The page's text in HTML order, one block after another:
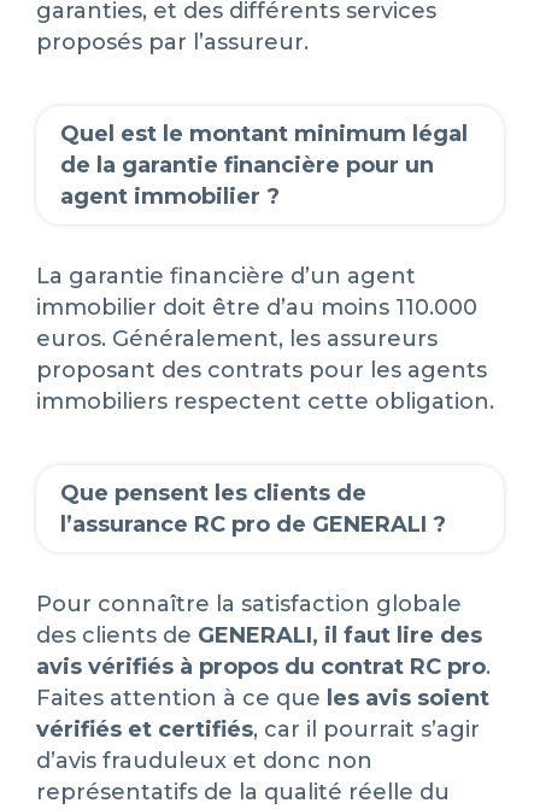
garanties, et des différents services
proposés par l’assureur.
Quel est le montant minimum légal
de la garantie financière pour un
agent immobilier ?
La garantie financière d’un agent
immobilier doit être d’au moins 110.000
euros. Généralement, les assureurs
proposant des contrats pour les agents
immobiliers respectent cette obligation.
Que pensent les clients de
l’assurance RC pro de GENERALI ?
Pour connaître la satisfaction globale
des clients de GENERALI, il faut lire des
avis vérifiés à propos du contrat RC pro.
Faites attention à ce que les avis soient
vérifiés et certifiés, car il pourrait s’agir
d’avis frauduleux et donc non
représentatifs de la qualité réelle du